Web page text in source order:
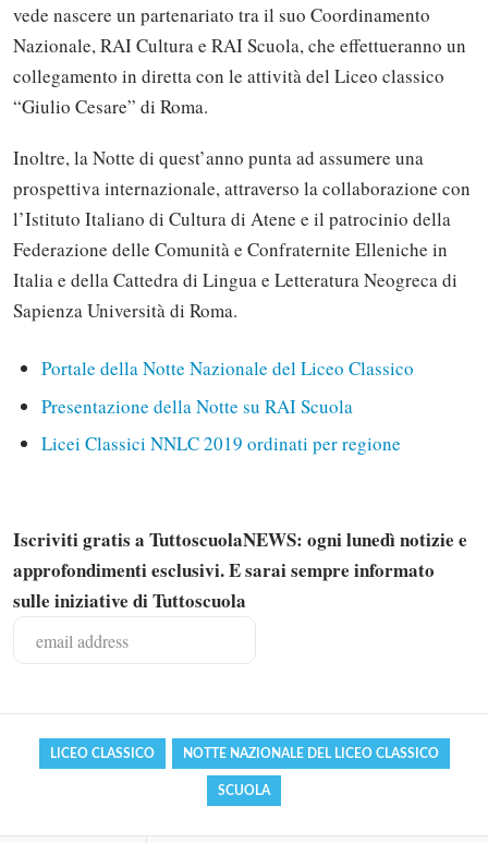
vede nascere un partenariato tra il suo Coordinamento
Nazionale, RAI Cultura e RAI Scuola, che effettueranno un
collegamento in diretta con le attività del Liceo classico
“Giulio Cesare” di Roma.
Inoltre, la Notte di quest’anno punta ad assumere una
prospettiva internazionale, attraverso la collaborazione con
l’Istituto Italiano di Cultura di Atene e il patrocinio della
Federazione delle Comunità e Confraternite Elleniche in
Italia e della Cattedra di Lingua e Letteratura Neogreca di
Sapienza Università di Roma.
Portale della Notte Nazionale del Liceo Classico
Presentazione della Notte su RAI Scuola
Licei Classici NNLC 2019 ordinati per regione
Iscriviti gratis a TuttoscuolaNEWS: ogni lunedì notizie e
approfondimenti esclusivi. E sarai sempre informato
sulle iniziative di Tuttoscuola
LICEO CLASSICO NOTTE NAZIONALE DEL LICEO CLASSICO
SCUOLA
Solo gli utenti registrati possono
commentare!
Effettua il Login o Registrati